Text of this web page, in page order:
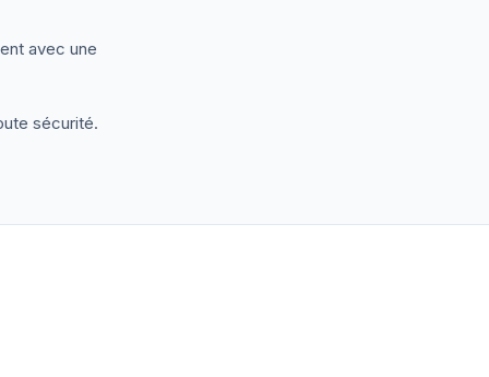
avec une
sécurité.